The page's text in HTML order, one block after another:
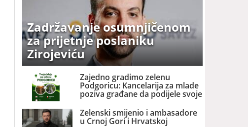
Zadržavanje osumnjičenom
za prijetnje poslaniku
Zirojeviću
Zajedno gradimo zelenu
Podgoricu: Kancelarija za mlade
poziva građane da podijele svoje
ideje
Zelenski smijenio i ambasadore
u Crnoj Gori i Hrvatskoj